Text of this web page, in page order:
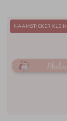
NAAMSTICKER KLEIN